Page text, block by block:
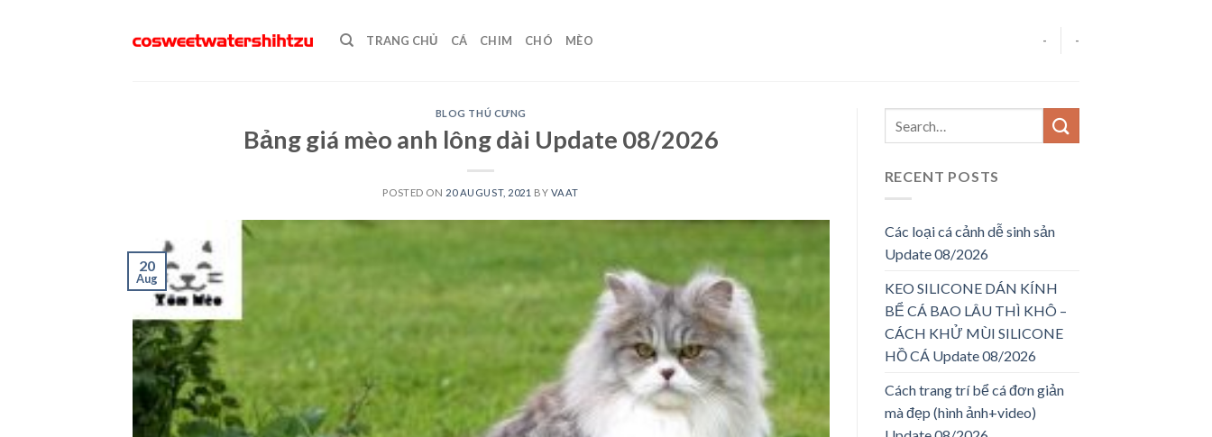
TRANG CHỦ CÁ CHIM CHÓ MÈO - -
BLOG THÚ CƯNG
Bảng giá mèo anh lông dài Update 08/2026
POSTED ON 20 AUGUST, 2021 BY VAAT
20
Aug
RECENT POSTS
Các loại cá cảnh dễ sinh sản
Update 08/2026
KEO SILICONE DÁN KÍNH
BỂ CÁ BAO LÂU THÌ KHÔ –
CÁCH KHỬ MÙI SILICONE
HỒ CÁ Update 08/2026
Cách trang trí bể cá đơn giản
mà đẹp (hình ảnh+video)